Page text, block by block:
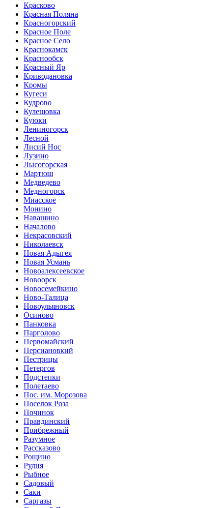
Красково
Красная Поляна
Красногорский
Красное Поле
Красное Село
Краснокамск
Краснообск
Красный Яр
Криводановка
Кромы
Кугеси
Кудрово
Кулешовка
Куюки
Лениногорск
Лесной
Лисий Нос
Лузино
Лысогорская
Мартюш
Медведево
Медногорск
Миасское
Монино
Навашино
Началово
Некрасовский
Николаевск
Новая Адыгея
Новая Усмань
Новоалексеевское
Новоорск
Новосемейкино
Ново-Талица
Новоульяновск
Осиново
Панковка
Парголово
Первомайский
Персиановкий
Пестрицы
Петергов
Подстепки
Полетаево
Пос. им. Морозова
Поселок Роза
Починок
Правдинский
Прибрежный
Разумное
Рассказово
Рощино
Рудня
Рыбное
Садовый
Саки
Саргазы